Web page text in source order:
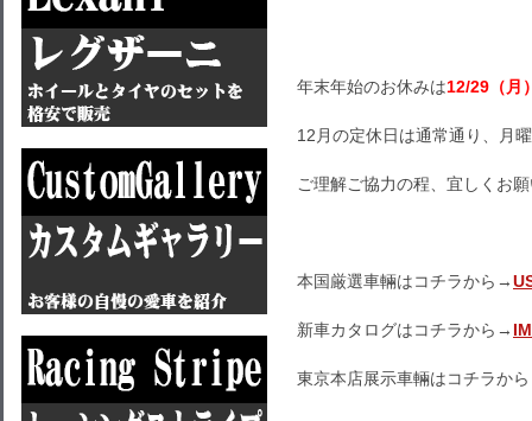
年末年始のお休みは12/29（月
12月の定休日は通常通り、月
ご理解ご協力の程、宜しくお
本国厳選車輛はコチラから→
新車カタログはコチラから→
東京本店展示車輛はコチラか